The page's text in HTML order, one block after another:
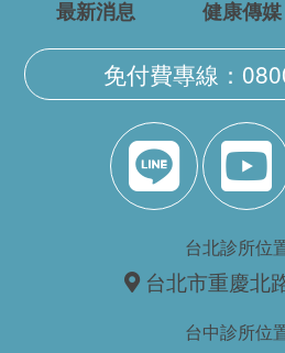
最新消息 健康傳媒
免付費專線：
台北診所位
台北市重慶北
台中診所位